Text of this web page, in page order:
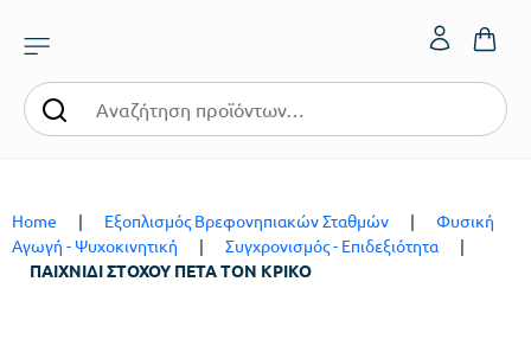
Home | Εξοπλισμός Βρεφονηπιακών Σταθμών |
Φυσική
Αγωγή - Ψυχοκινητική
| Συγχρονισμός - Επιδεξιότητα
|
ΠΑΙΧΝΙΔΙ ΣΤΟΧΟΥ ΠΕΤΑ ΤΟΝ ΚΡΙΚΟ